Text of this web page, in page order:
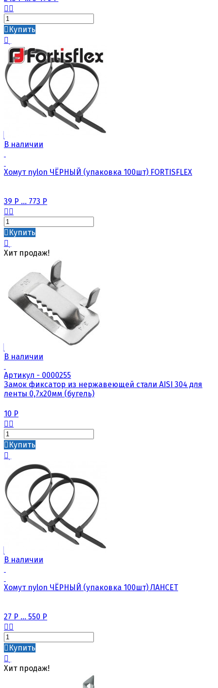
Купить
В наличии
Хомут nylon ЧЁРНЫЙ (упаковка 100шт) FORTISFLEX
39 Р ... 773 Р
Купить
Хит продаж!
В наличии
Артикул - 0000255
Замок фиксатор из нержавеющей стали AISI 304 для
ленты 0,7х20мм (бугель)
10 Р
Купить
В наличии
Хомут nylon ЧЁРНЫЙ (упаковка 100шт) ЛАНСЕТ
27 Р ... 550 Р
Купить
Хит продаж!